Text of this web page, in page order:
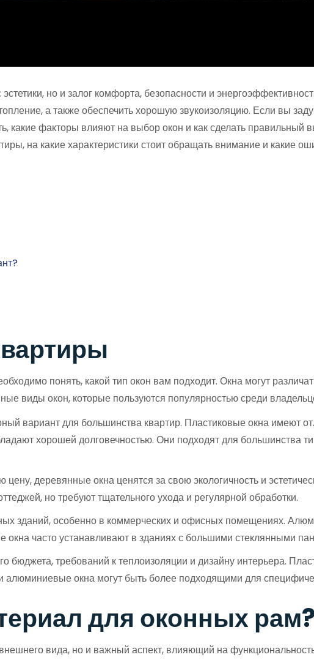
но и залог комфорта, безопасности и
а также обеспечить хорошую звукоизоляцию. Если вы
какие факторы влияют на выбор окон и как сделать правильный
на какие характеристики стоит обращать внимание и какие
понять, какой тип окон вам подходит. Окна могут
виды окон, которые пользуются популярностью среди
вариант для большинства квартир. Пластиковые окна имеют
хорошей долговечностью. Они подходят для
деревянные окна ценятся за свою экологичность и
но требуют тщательного ухода и регулярной обработки.
зданий, особенно в коммерческих и офисных помещениях.
окна часто устанавливают в зданиях с большими стеклянными
бюджета, требований к теплоизоляции и дизайну интерьера.
алюминиевые окна могут быть более подходящими для
для оконных рам?
вида, но и важный аспект, влияющий на